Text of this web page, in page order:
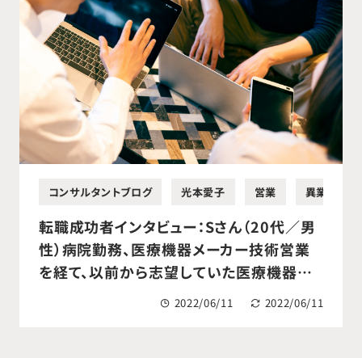
コンサルタントブログ 光本愛子 営業 異業種営
転職成功者インタビュー：Sさん（20代／男
性）病院勤務、医療機器メーカー技術営業
を経て、以前から志望していた医療機器メ
ーカーのフィールドサイエンティストへ転
2022/06/11 2022/06/11